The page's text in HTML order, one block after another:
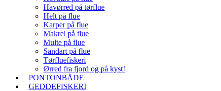
Havørred på tørflue
Helt på flue
Karper på flue
Makrel på flue
Multe på flue
Sandart på flue
Tørfluefiskeri
Ørred fra fjord og på kyst!
PONTONBÅDE
GEDDEFISKERI